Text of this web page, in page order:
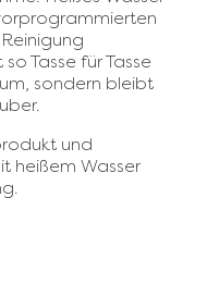
Tasse für Tasse
sondern bleibt
und
heißem Wasser